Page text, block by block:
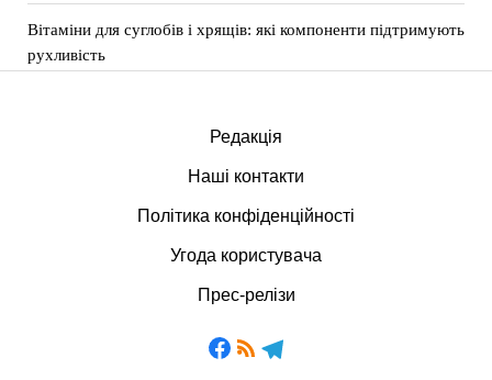
Вітаміни для суглобів і хрящів: які компоненти підтримують
рухливість
Редакція
Наші контакти
Політика конфіденційності
Угода користувача
Прес-релізи